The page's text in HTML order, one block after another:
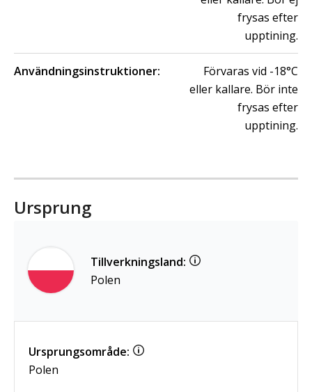
frysas efter
upptining.
Användningsinstruktioner:
Förvaras vid -18°C
eller kallare. Bör inte
frysas efter
upptining.
Ursprung
Tillverkningsland:
Polen
Ursprungsområde:
Polen